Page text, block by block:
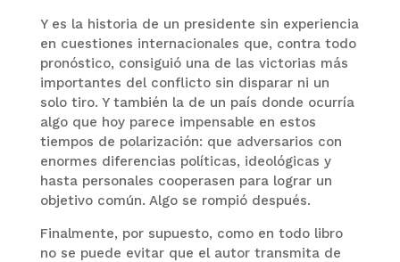
Y es la historia de un presidente sin experiencia
en cuestiones internacionales que, contra todo
pronóstico, consiguió una de las victorias más
importantes del conflicto sin disparar ni un
solo tiro. Y también la de un país donde ocurría
algo que hoy parece impensable en estos
tiempos de polarización: que adversarios con
enormes diferencias políticas, ideológicas y
hasta personales cooperasen para lograr un
objetivo común. Algo se rompió después.
Finalmente, por supuesto, como en todo libro
no se puede evitar que el autor transmita de